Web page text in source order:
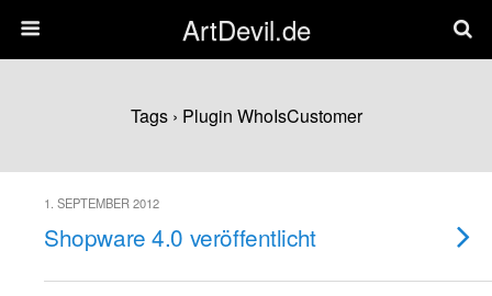
ArtDevil.de
Tags › Plugin WhoIsCustomer
1. SEPTEMBER 2012
Shopware 4.0 veröffentlicht